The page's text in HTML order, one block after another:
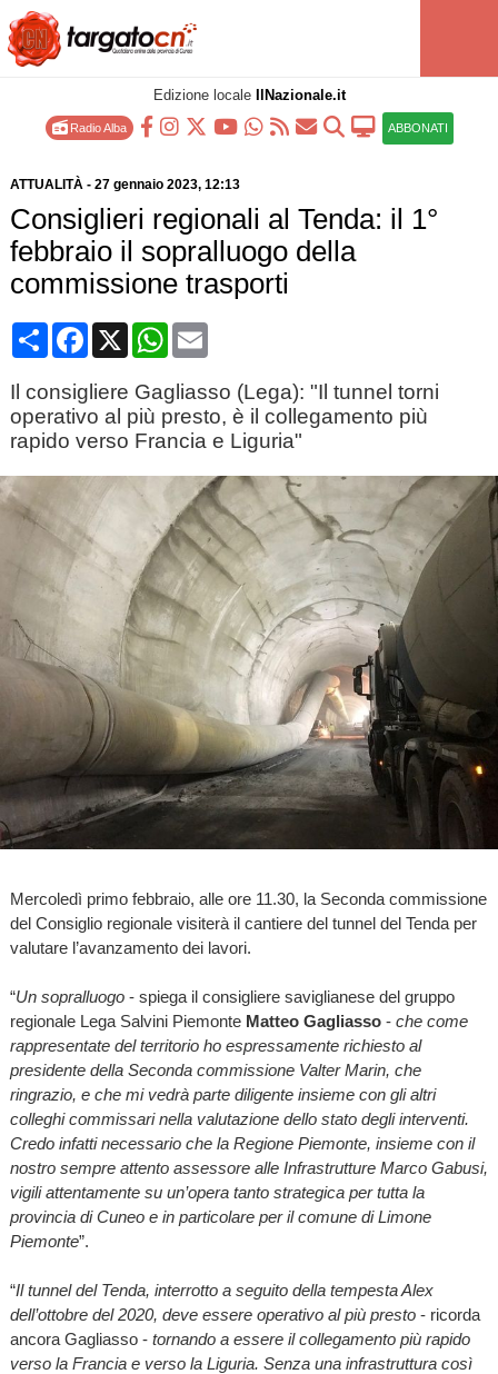
Edizione locale IlNazionale.it
Radio Alba ABBONATI
ATTUALITÀ- 27 gennaio 2023, 12:13
Consiglieri regionali al Tenda: il 1°
febbraio il sopralluogo della
commissione trasporti
CondividiFacebook
X WhatsApp
Email
Il consigliere Gagliasso (Lega): "Il tunnel torni
operativo al più presto, è il collegamento più
rapido verso Francia e Liguria"
Mercoledì primo febbraio, alle ore 11.30, la Seconda commissione
del Consiglio regionale visiterà il cantiere del tunnel del Tenda per
valutare l’avanzamento dei lavori.
“Un sopralluogo- spiega il consigliere saviglianese del gruppo
regionale Lega Salvini Piemonte Matteo Gagliasso- che come
rappresentate del territorio ho espressamente richiesto al
presidente della Seconda commissione Valter Marin, che
ringrazio, e che mi vedrà parte diligente insieme con gli altri
colleghi commissari nella valutazione dello stato degli interventi.
Credo infatti necessario che la Regione Piemonte, insieme con il
nostro sempre attento assessore alle Infrastrutture Marco Gabusi,
vigili attentamente su un’opera tanto strategica per tutta la
provincia di Cuneo e in particolare per il comune di Limone
Piemonte”.
“Il tunnel del Tenda, interrotto a seguito della tempesta Alex
dell’ottobre del 2020, deve essere operativo al più presto- ricorda
ancora Gagliasso - tornando a essere il collegamento più rapido
verso la Francia e verso la Liguria. Senza una infrastruttura così